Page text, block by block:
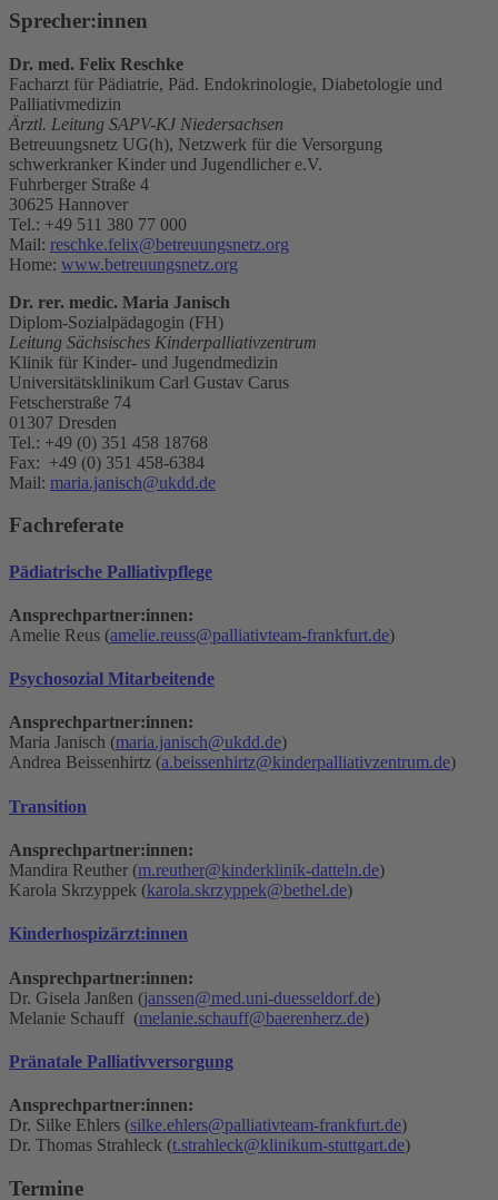
Sprecher:innen
Dr. med. Felix Reschke
Facharzt für Pädiatrie, Päd. Endokrinologie, Diabetologie und
Palliativmedizin
Ärztl. Leitung SAPV-KJ Niedersachsen
Betreuungsnetz UG(h), Netzwerk für die Versorgung
schwerkranker Kinder und Jugendlicher e.V.
Fuhrberger Straße 4
30625 Hannover
Tel.: +49 511 380 77 000
Mail: reschke.felix@betreuungsnetz.org
Home: www.betreuungsnetz.org
Dr. rer. medic. Maria Janisch
Diplom-Sozialpädagogin (FH)
Leitung Sächsisches Kinderpalliativzentrum
Klinik für Kinder- und Jugendmedizin
Universitätsklinikum Carl Gustav Carus
Fetscherstraße 74
01307 Dresden
Tel.: +49 (0) 351 458 18768
Fax: +49 (0) 351 458-6384
Mail: maria.janisch@ukdd.de
Fachreferate
Pädiatrische Palliativpflege
Ansprechpartner:innen:
Amelie Reus (amelie.reuss@palliativteam-frankfurt.de)
Psychosozial Mitarbeitende
Ansprechpartner:innen:
Maria Janisch (maria.janisch@ukdd.de)
Andrea Beissenhirtz (a.beissenhirtz@kinderpalliativzentrum.de)
Transition
Ansprechpartner:innen:
Mandira Reuther (m.reuther@kinderklinik-datteln.de)
Karola Skrzyppek (karola.skrzyppek@bethel.de)
Kinderhospizärzt:innen
Ansprechpartner:innen:
Dr. Gisela Janßen (janssen@med.uni-duesseldorf.de)
Melanie Schauff (melanie.schauff@baerenherz.de)
Pränatale Palliativversorgung
Ansprechpartner:innen:
Dr. Silke Ehlers (silke.ehlers@palliativteam-frankfurt.de)
Dr. Thomas Strahleck (t.strahleck@klinikum-stuttgart.de)
Termine